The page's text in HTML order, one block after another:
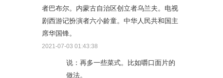
者巴布尔。内蒙古自治区创立者乌兰夫。电视
剧西游记扮演者六小龄童。中华人民共和国主
席华国锋。
2021-07-03 01:43:38
说：再多一些菜式。比如嚼口面片的
做法。